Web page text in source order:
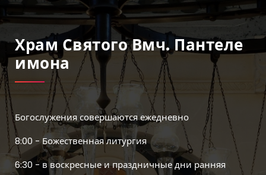
Храм Святого Вмч. Пантеле
Имона
Богослужения совершаются ежедневно
8:00 - Божественная литургия
6:30 - в воскресные и праздничные дни ранняя